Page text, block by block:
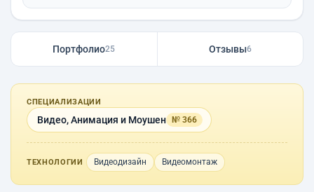
Портфолио25 Отзывы6
СПЕЦИАЛИЗАЦИИ
Видео, Анимация и Моушен № 366
ТЕХНОЛОГИИ Видеодизайн Видеомонтаж